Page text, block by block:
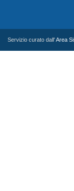
Servizio curato dall'Area